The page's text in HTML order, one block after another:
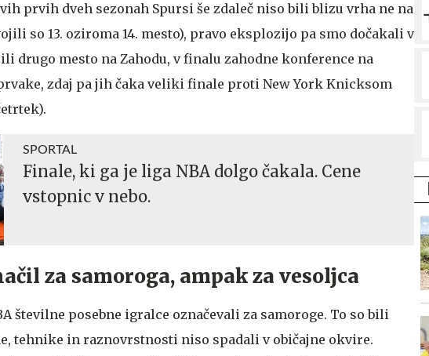
prvih dveh sezonah Spursi še zdaleč niso bili blizu vrha ne na
so 13. oziroma 14. mesto), pravo eksplozijo pa smo dočakali v
drugo mesto na Zahodu, v finalu zahodne konference na
zdaj pa jih čaka veliki finale proti New York Knicksom
SPORTAL
Finale, ki ga je liga NBA dolgo čakala. Cene
vstopnic v nebo.
za samoroga, ampak za vesoljca
številne posebne igralce označevali za samoroge. To so bili
tehnike in raznovrstnosti niso spadali v običajne okvire.